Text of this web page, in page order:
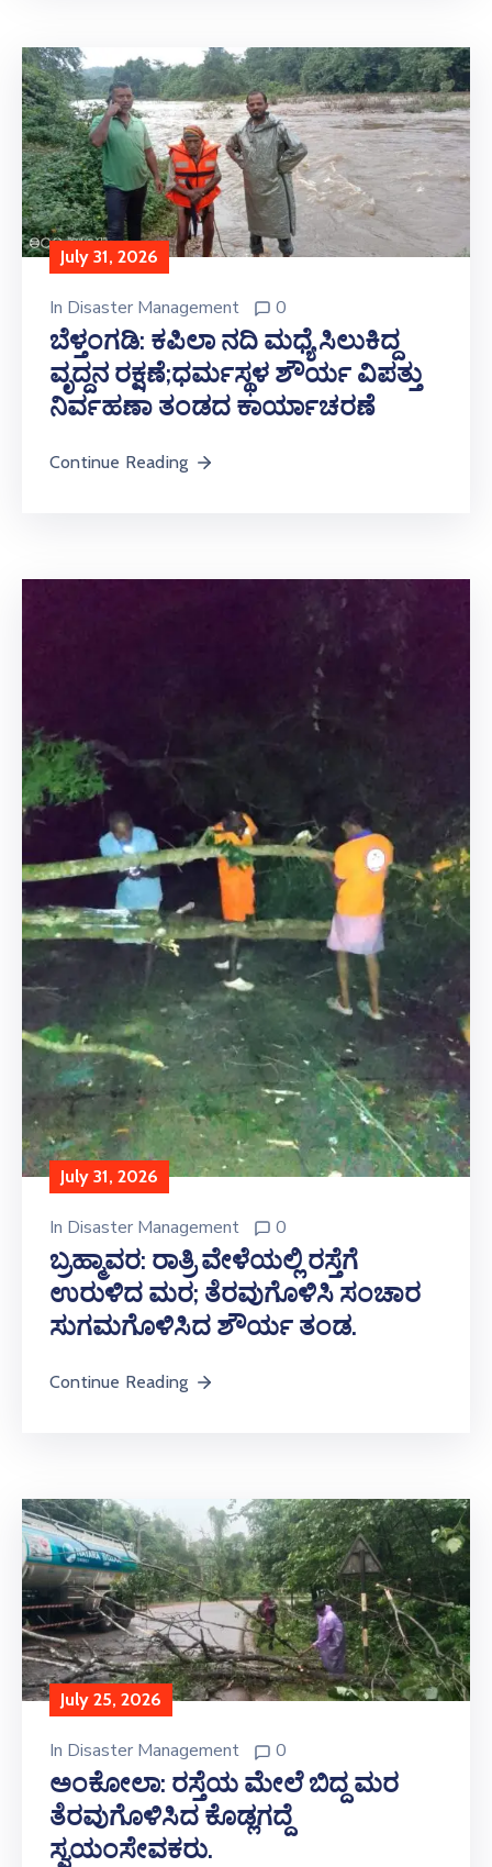
July 31, 2026
In Disaster Management 0
ಬೆಳ್ತಂಗಡಿ: ಕಪಿಲಾ ನದಿ ಮಧ್ಯೆ ಸಿಲುಕಿದ್ದ
ವೃದ್ದನ ರಕ್ಷಣೆ;ಧರ್ಮಸ್ಥಳ ಶೌರ್ಯ ವಿಪತ್ತು
ನಿರ್ವಹಣಾ ತಂಡದ ಕಾರ್ಯಾಚರಣೆ
Continue Reading
July 31, 2026
In Disaster Management 0
ಬ್ರಹ್ಮಾವರ: ರಾತ್ರಿ ವೇಳೆಯಲ್ಲಿ ರಸ್ತೆಗೆ
ಉರುಳಿದ ಮರ; ತೆರವುಗೊಳಿಸಿ ಸಂಚಾರ
ಸುಗಮಗೊಳಿಸಿದ ಶೌರ್ಯ ತಂಡ.
Continue Reading
July 25, 2026
In Disaster Management 0
ಅಂಕೋಲಾ: ರಸ್ತೆಯ ಮೇಲೆ ಬಿದ್ದ ಮರ
ತೆರವುಗೊಳಿಸಿದ ಕೊಡ್ಲಗದ್ದೆ
ಸ್ವಯಂಸೇವಕರು.